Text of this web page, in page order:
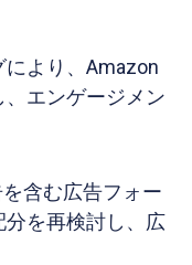
より、Amazon
エンゲージメン
含む広告フォー
を再検討し、広